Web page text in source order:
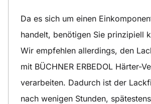
Da es sich um einen
handelt, benötigen Sie prinzipiell
Wir empfehlen allerdings, den
mit BÜCHNER ERBEDOL Härter-
verarbeiten. Dadurch ist der
nach wenigen Stunden,